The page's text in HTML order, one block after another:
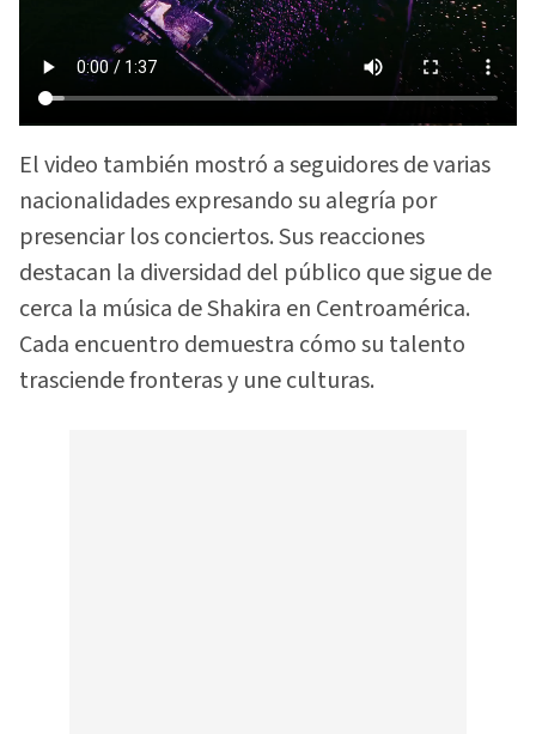
El video también mostró a seguidores de varias
nacionalidades expresando su alegría por
presenciar los conciertos. Sus reacciones
destacan la diversidad del público que sigue de
cerca la música de Shakira en Centroamérica.
Cada encuentro demuestra cómo su talento
trasciende fronteras y une culturas.